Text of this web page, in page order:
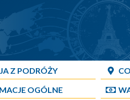
Z PODRÓŻY
OGÓLNE